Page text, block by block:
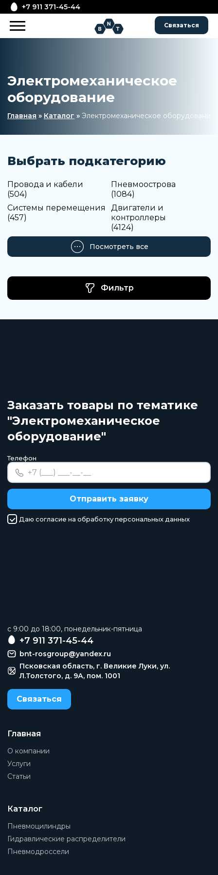
+7 911 371-45-44
Связаться
Электромеханическое
оборудование
Главная » Каталог » Электромеханическое оборудование
Выбрать подкатегорию
Провода и кабели
(504)
Пневмоострова
(1084)
Системы перемещения
(457)
Двигатели и
контроллеры
(4124)
Посмотреть все
Фильтр
Заказать товары по тематике
"Электромеханическое
оборудование"
Телефон
Отправить заявку
Даю согласие на обработку персональных данных
c 9:00 до 18:00, понедельник-пятница
+7 911 371-45-44
bnt-rosgroup@yandex.ru
Псковская область, г. Великие Луки, ул.
Л.Толстого, д. 9А, пом. 1001
Связаться
Главная
О компании
Услуги
Статьи
Каталог
Пневмоцилиндры
Гидравлические распределители
Пневмодроссели